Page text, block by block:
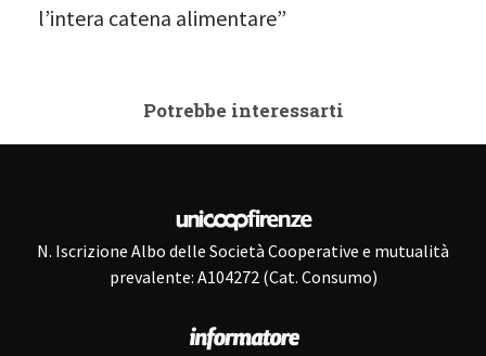
l’intera catena alimentare”
Potrebbe interessarti
N. Iscrizione Albo delle Società Cooperative e mutualità
prevalente: A104272 (Cat. Consumo)